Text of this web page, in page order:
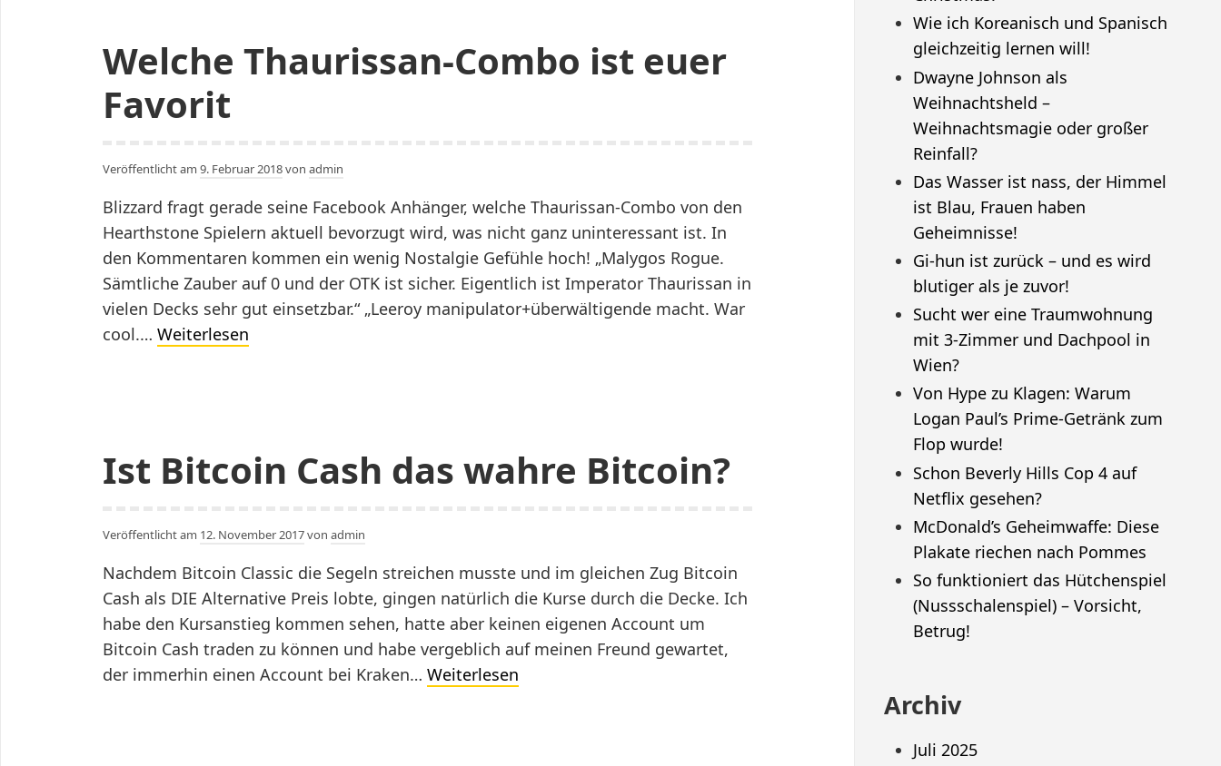
Youtube
online!
Welche Thaurissan-Combo ist euer
Favorit
Veröffentlicht am 9. Februar 2018von admin
Blizzard fragt gerade seine Facebook Anhänger, welche Thaurissan-Combo von den
Hearthstone Spielern aktuell bevorzugt wird, was nicht ganz uninteressant ist. In
den Kommentaren kommen ein wenig Nostalgie Gefühle hoch! „Malygos Rogue.
Sämtliche Zauber auf 0 und der OTK ist sicher. Eigentlich ist Imperator Thaurissan in
vielen Decks sehr gut einsetzbar.“ „Leeroy manipulator+überwältigende macht. War
cool.… Weiterlesen
Favorit
Ist Bitcoin Cash das wahre Bitcoin?
Veröffentlicht am 12. November 2017von admin
Nachdem Bitcoin Classic die Segeln streichen musste und im gleichen Zug Bitcoin
Cash als DIE Alternative Preis lobte, gingen natürlich die Kurse durch die Decke. Ich
habe den Kursanstieg kommen sehen, hatte aber keinen eigenen Account um
Bitcoin Cash traden zu können und habe vergeblich auf meinen Freund gewartet,
der immerhin einen Account bei Kraken… Weiterlesen
Wie ich Koreanisch und Spanisch
gleichzeitig lernen will!
Dwayne Johnson als
Weihnachtsheld –
Weihnachtsmagie oder großer
Reinfall?
Das Wasser ist nass, der Himmel
ist Blau, Frauen haben
Geheimnisse!
Gi-hun ist zurück – und es wird
blutiger als je zuvor!
Sucht wer eine Traumwohnung
mit 3-Zimmer und Dachpool in
Wien?
Von Hype zu Klagen: Warum
Logan Paul’s Prime-Getränk zum
Flop wurde!
Schon Beverly Hills Cop 4 auf
Netflix gesehen?
McDonald’s Geheimwaffe: Diese
Plakate riechen nach Pommes
So funktioniert das Hütchenspiel
(Nussschalenspiel) – Vorsicht,
Betrug!
Archiv
Juli 2025